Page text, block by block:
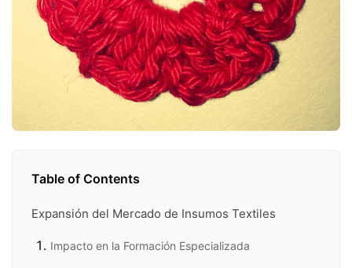
Table of Contents
Expansión del Mercado de Insumos Textiles
Impacto en la Formación Especializada